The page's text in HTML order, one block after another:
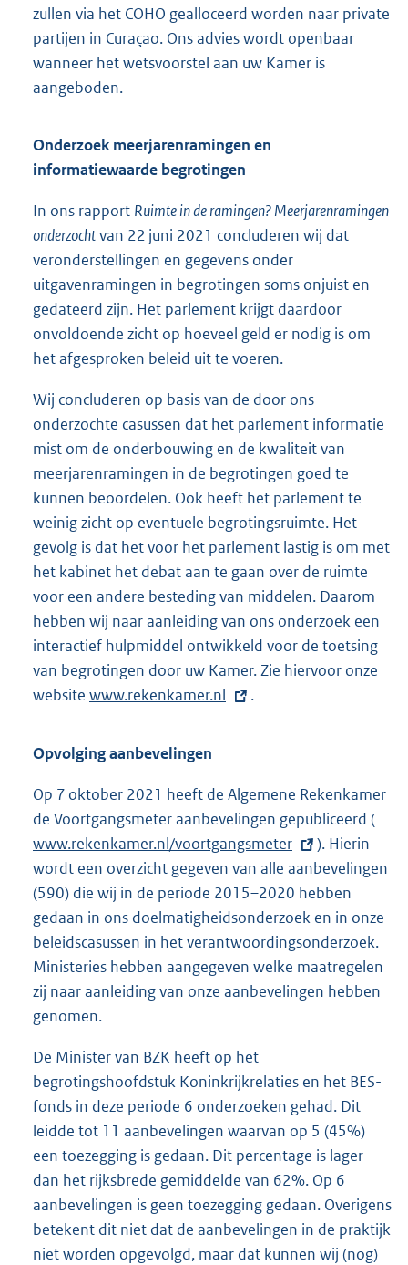
zullen via het COHO gealloceerd worden naar private
partijen in Curaçao. Ons advies wordt openbaar
wanneer het wetsvoorstel aan uw Kamer is
aangeboden.
Onderzoek meerjarenramingen en
informatiewaarde begrotingen
In ons rapport Ruimte in de ramingen? Meerjarenramingen
onderzochtvan 22 juni 2021 concluderen wij dat
veronderstellingen en gegevens onder
uitgavenramingen in begrotingen soms onjuist en
gedateerd zijn. Het parlement krijgt daardoor
onvoldoende zicht op hoeveel geld er nodig is om
het afgesproken beleid uit te voeren.
Wij concluderen op basis van de door ons
onderzochte casussen dat het parlement informatie
mist om de onderbouwing en de kwaliteit van
meerjarenramingen in de begrotingen goed te
kunnen beoordelen. Ook heeft het parlement te
weinig zicht op eventuele begrotingsruimte. Het
gevolg is dat het voor het parlement lastig is om met
het kabinet het debat aan te gaan over de ruimte
voor een andere besteding van middelen. Daarom
hebben wij naar aanleiding van ons onderzoek een
interactief hulpmiddel ontwikkeld voor de toetsing
van begrotingen door uw Kamer. Zie hiervoor onze
website E
r
n
e
l
i
n
k
:
www.rekenkamer.nl .
Opvolging aanbevelingen
Op 7 oktober 2021 heeft de Algemene Rekenkamer
de Voortgangsmeter aanbevelingen gepubliceerd (
t
r
n
e
l
www.rekenkamer.nl/voortgangsmeter
). Hierin
wordt een overzicht gegeven van alle aanbevelingen
(590) die wij in de periode 2015–2020 hebben
gedaan in ons doelmatigheidsonderzoek en in onze
beleidscasussen in het verantwoordingsonderzoek.
Ministeries hebben aangegeven welke maatregelen
zij naar aanleiding van onze aanbevelingen hebben
genomen.
De Minister van BZK heeft op het
begrotingshoofdstuk Koninkrijkrelaties en het BES-
fonds in deze periode 6 onderzoeken gehad. Dit
leidde tot 11 aanbevelingen waarvan op 5 (45%)
een toezegging is gedaan. Dit percentage is lager
dan het rijksbrede gemiddelde van 62%. Op 6
aanbevelingen is geen toezegging gedaan. Overigens
betekent dit niet dat de aanbevelingen in de praktijk
niet worden opgevolgd, maar dat kunnen wij (nog)